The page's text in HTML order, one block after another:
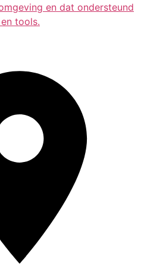
en dat ondersteund
tools.